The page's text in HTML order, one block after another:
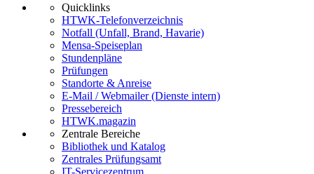
Quicklinks
HTWK-Telefonverzeichnis
Notfall (Unfall, Brand, Havarie)
Mensa-Speiseplan
Stundenpläne
Prüfungen
Standorte & Anreise
E-Mail / Webmailer (Dienste intern)
Pressebereich
HTWK.magazin
Zentrale Bereiche
Bibliothek und Katalog
Zentrales Prüfungsamt
IT-Servicezentrum